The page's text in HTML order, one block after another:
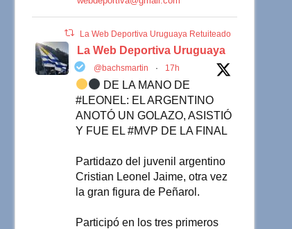
La Web Deportiva Uruguaya Retuiteado
La Web Deportiva Uruguaya
@bachsmartin · 17h
DE LA MANO DE
#LEONEL: EL ARGENTINO
ANOTÓ UN GOLAZO, ASISTIÓ
Y FUE EL #MVP DE LA FINAL
Partidazo del juvenil argentino
Cristian Leonel Jaime, otra vez
la gran figura de Peñarol.
Participó en los tres primeros